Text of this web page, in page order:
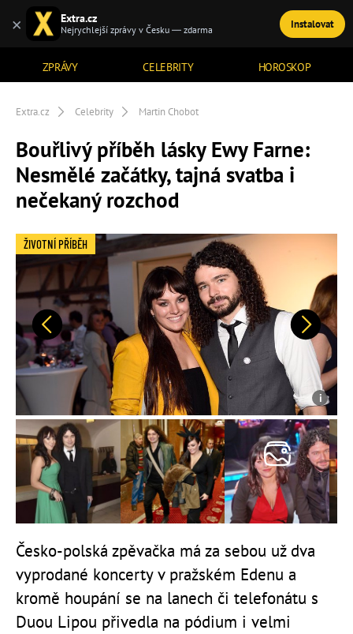
ZPRÁVY CELEBRITY HOROSKOP
TÉMATA
Extra.cz Celebrity Martin Chobot
Bouřlivý příběh lásky Ewy Farne:
Nesmělé začátky, tajná svatba i
nečekaný rozchod
Předchozí Další
ŽIVOTNÍ PŘÍBĚH
Česko-polská zpěvačka má za sebou už dva
vyprodané koncerty v pražském Edenu a
kromě houpání se na lanech či telefonátu s
Duou Lipou přivedla na pódium i velmi
× Extra.cz
Nejrychlejší zprávy v Česku — zdarma Instalovat